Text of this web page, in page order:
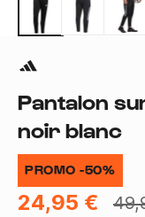
Pantalon
noir blanc
PROMO -50%
24,95 €